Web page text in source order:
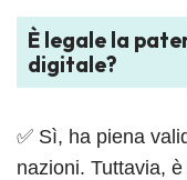
È legale la
digitale?
✅ Sì, ha piena
nazioni. Tuttavia,